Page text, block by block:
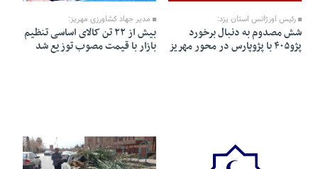
رئیس اورژانس استان یزد:
شش مصدوم به دنبال برخورد
پژو۴۰۵ با پژوپارس در محور مهریز
مدیر جهاد کشاورزی مهریز:
بیش از ۲۲ تن کالای اساسی تنظیم
بازار با قیمت مصوب توزیع شد